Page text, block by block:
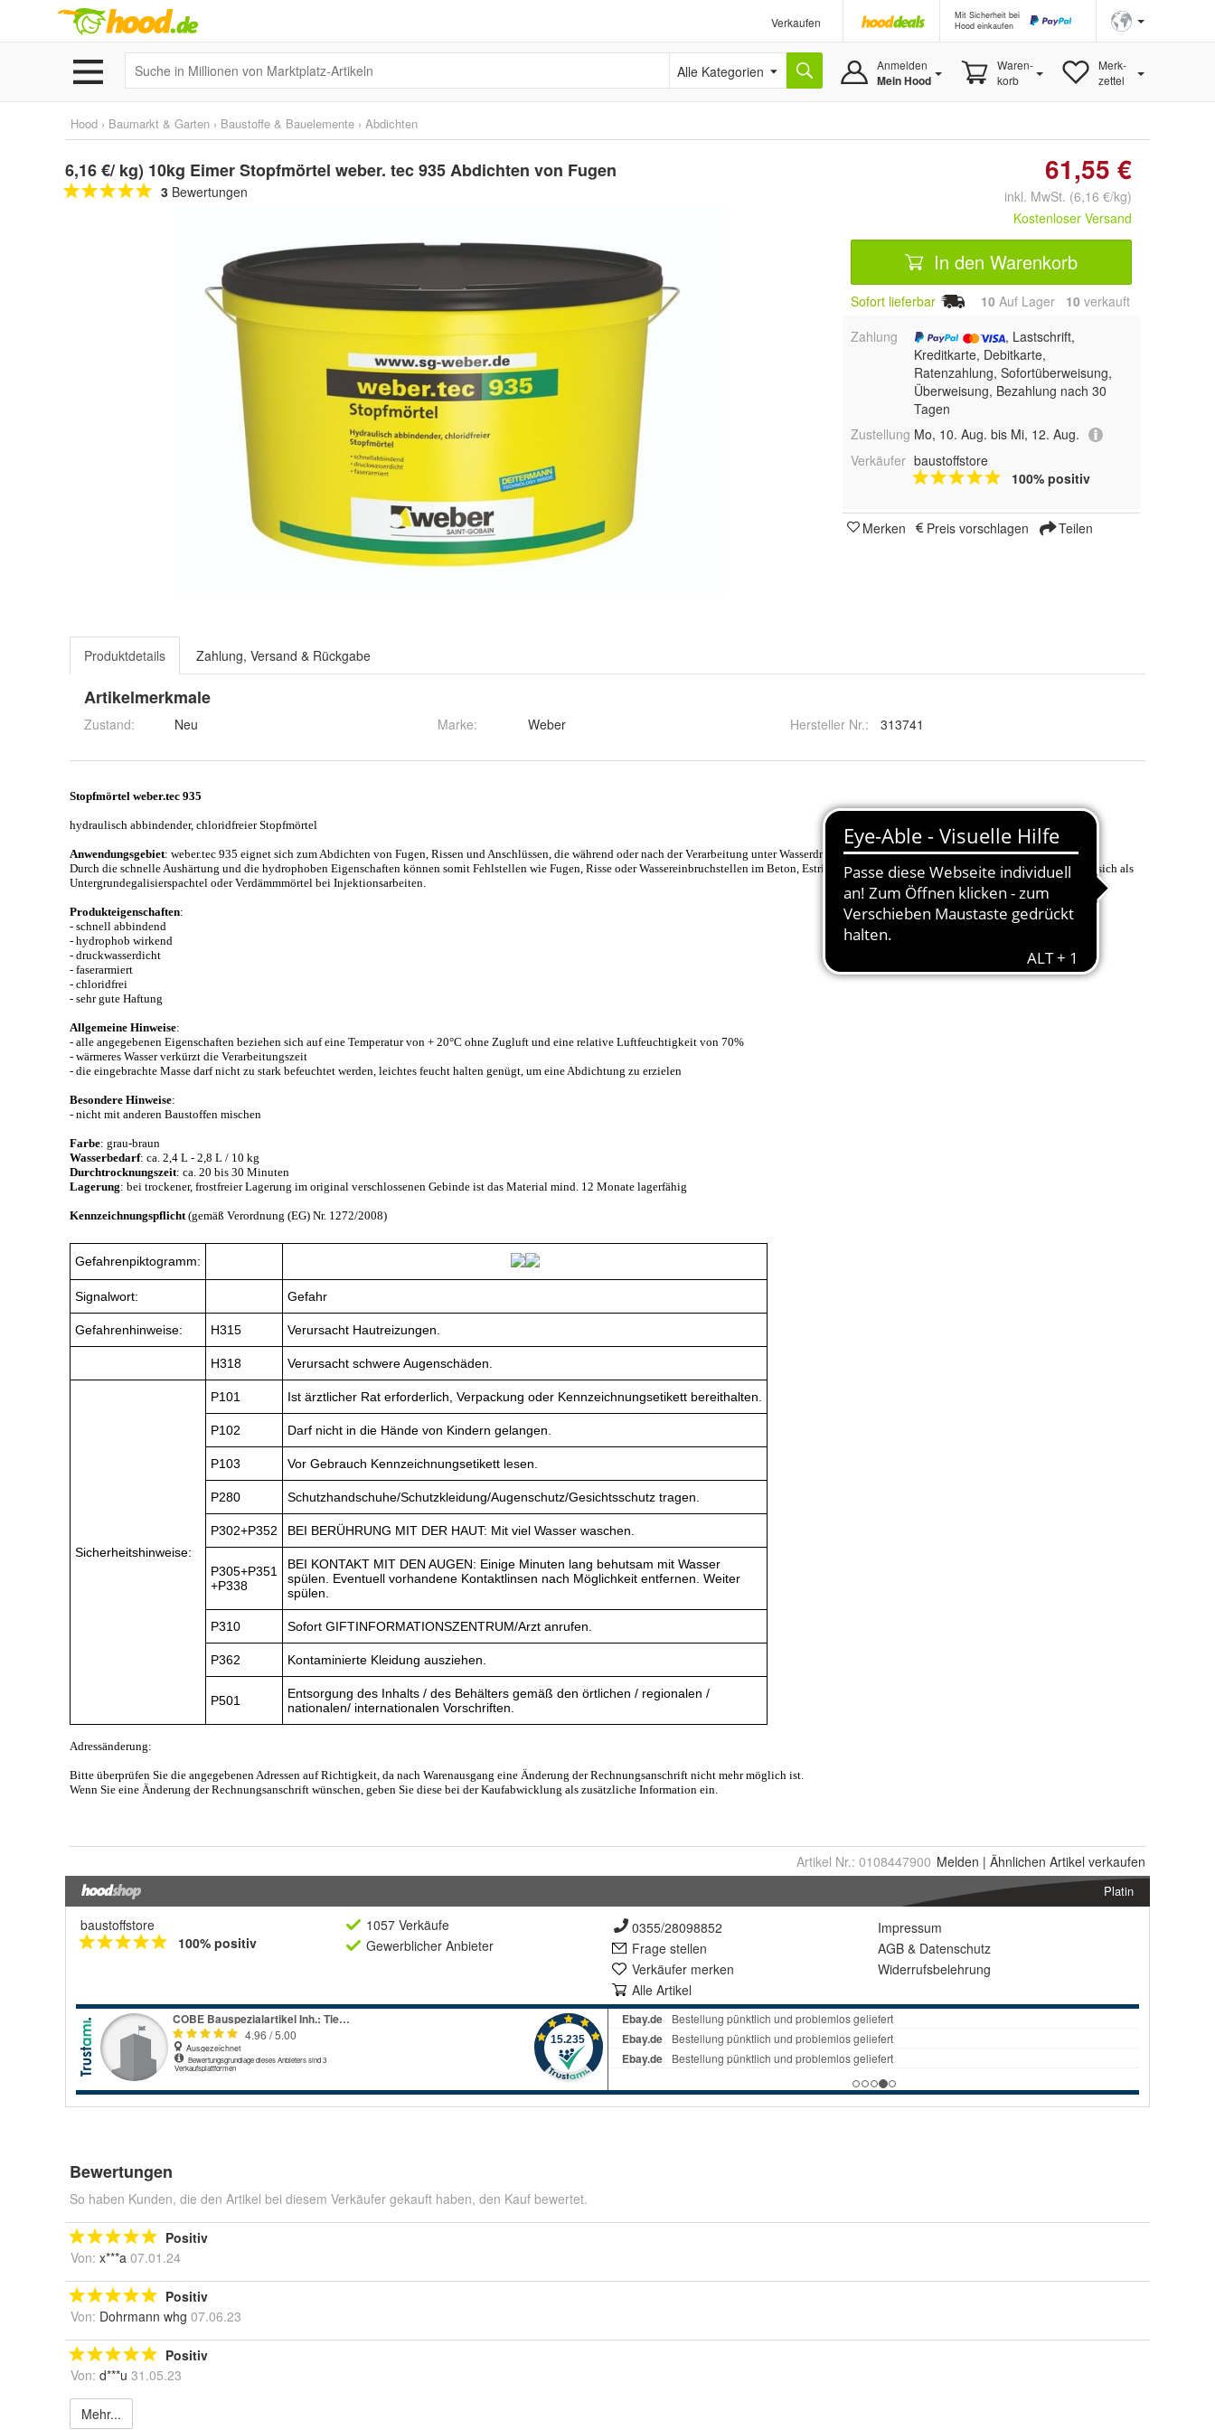
Verkaufen
Mit Sicherheit bei
Hood einkaufen
Alle Kategorien Anmelden
Mein Hood
Waren-
korb
Merk-
zettel
Hood › Baumarkt & Garten › Baustoffe & Bauelemente › Abdichten
6,16 €/ kg) 10kg Eimer Stopfmörtel weber. tec 935 Abdichten von Fugen
3 Bewertungen
61,55 €
inkl. MwSt. (6,16 €/kg)
Kostenloser Versand
In den Warenkorb
Sofort lieferbar 10 Auf Lager 10 verkauft
Zahlung
, Lastschrift,
Kreditkarte, Debitkarte,
Ratenzahlung, Sofortüberweisung,
Überweisung, Bezahlung nach 30
Tagen
Zustellung Mo, 10. Aug. bis Mi, 12. Aug.
Verkäufer baustoffstore
100% positiv
Merken Preis vorschlagen Teilen
Produktdetails Zahlung, Versand & Rückgabe
Artikelmerkmale
Zustand: Neu Marke: Weber Hersteller Nr.: 313741
Artikel Nr.: 0108447900 Melden | Ähnlichen Artikel verkaufen
Platin
baustoffstore
100% positiv
1057 Verkäufe
Gewerblicher Anbieter
0355/28098852
Frage stellen
Verkäufer merken
Alle Artikel
Impressum
AGB & Datenschutz
Widerrufsbelehrung
Bewertungen
So haben Kunden, die den Artikel bei diesem Verkäufer gekauft haben, den Kauf bewertet.
Positiv
Von: x***a 07.01.24
Positiv
Von: Dohrmann whg 07.06.23
Positiv
Von: d***u 31.05.23
Mehr...